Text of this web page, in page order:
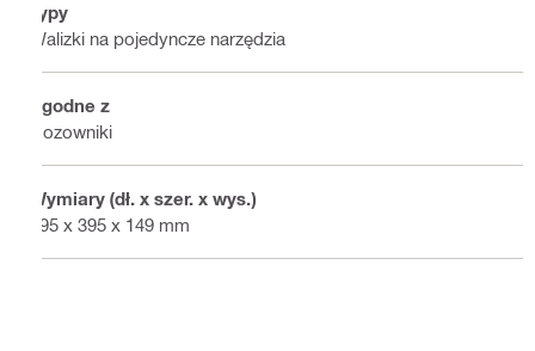
Typy
Walizki na pojedyncze narzędzia
Zgodne z
Dozowniki
Wymiary (dł. x szer. x wys.)
495 x 395 x 149 mm